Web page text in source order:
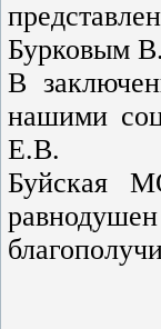
Бурковым
В
нашими
Е.В.
Буйская